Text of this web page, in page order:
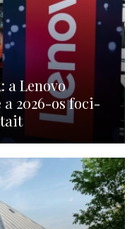
a Lenovo
2026-os foci-